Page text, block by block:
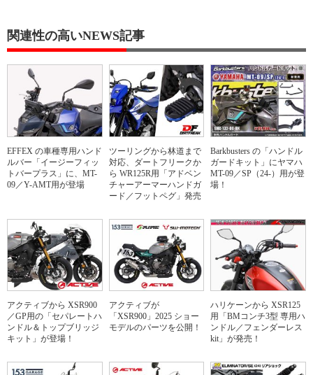
関連性の高いNEWS記事
EFFEX の車種専用ハンド
ルバー「イージーフィッ
トバープラス」に、MT-
09／Y-AMT用が登場
ツーリングから林道まで
対応、ダートフリークか
ら WR125R用「アドベン
チャーアーマーハンドガ
ード／フットペグ」発売
Barkbusters の「ハンドル
ガードキット」にヤマハ
MT-09／SP（24-）用が登
場！
アクティブから XSR900
／GP用の「セパレートハ
ンドル＆トップブリッジ
キット」が登場！
アクティブが
「XSR900」2025 ショー
モデルのパーツを公開！
ハリケーンから XSR125
用「BMコンチ3型 専用ハ
ンドル／フェンダーレス
kit」が発売！